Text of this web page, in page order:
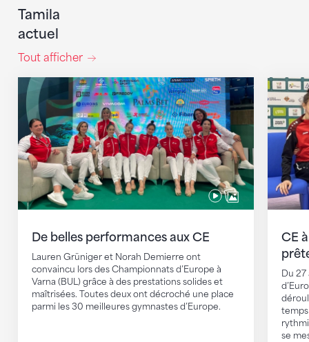
Tamila
actuel
Tout afficher
De belles performances aux CE
Lauren Grüniger et Norah Demierre ont
convaincu lors des Championnats d’Europe à
Varna (BUL) grâce à des prestations solides et
maîtrisées. Toutes deux ont décroché une place
parmi les 30 meilleures gymnastes d’Europe.
De belles performances aux CE
CE
Du
se
CE à